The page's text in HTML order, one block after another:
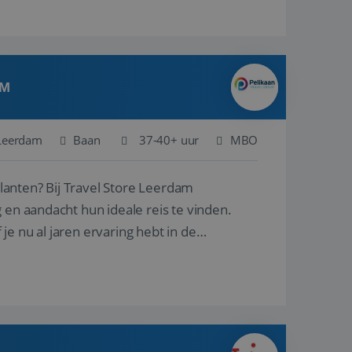
Baan 37-40+ uur MBO
Leerdam
aandacht hun ideale reis te vinden.